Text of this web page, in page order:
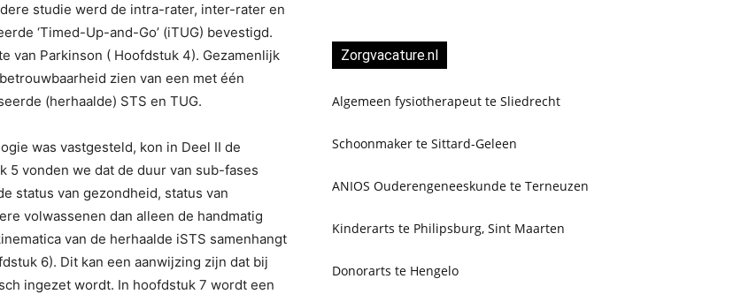
studie werd de intra-rater, inter-rater en
‘Timed-Up-and-Go’ (iTUG) bevestigd.
van Parkinson ( Hoofdstuk 4). Gezamenlijk
zien van een met één
(herhaalde) STS en TUG.
was vastgesteld, kon in Deel II de
vonden we dat de duur van sub-fases
status van gezondheid, status van
volwassenen dan alleen de handmatig
van de herhaalde iSTS samenhangt
6). Dit kan een aanwijzing zijn dat bij
ingezet wordt. In hoofdstuk 7 wordt een
Zorgvacature.nl
Algemeen fysiotherapeut te Sliedrecht
Schoonmaker te Sittard-Geleen
ANIOS Ouderengeneeskunde te Terneuzen
Kinderarts te Philipsburg, Sint Maarten
Donorarts te Hengelo